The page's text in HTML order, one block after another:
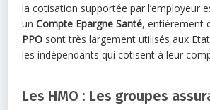
la cotisation supportée par l’employeur
unCompte Epargne Santé, entièrement
PPO sont très largement utilisés aux
les indépendants qui cotisent à leur
Les HMO : Les groupes